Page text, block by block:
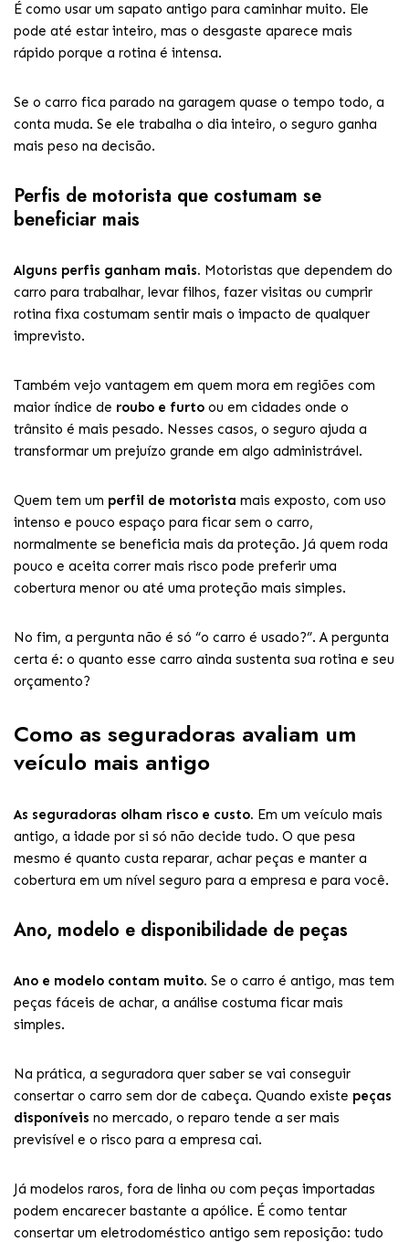
É como usar um sapato antigo para caminhar muito. Ele
pode até estar inteiro, mas o desgaste aparece mais
rápido porque a rotina é intensa.
Se o carro fica parado na garagem quase o tempo todo, a
conta muda. Se ele trabalha o dia inteiro, o seguro ganha
mais peso na decisão.
Perfis de motorista que costumam se
beneficiar mais
Alguns perfis ganham mais. Motoristas que dependem do
carro para trabalhar, levar filhos, fazer visitas ou cumprir
rotina fixa costumam sentir mais o impacto de qualquer
imprevisto.
Também vejo vantagem em quem mora em regiões com
maior índice de roubo e furto ou em cidades onde o
trânsito é mais pesado. Nesses casos, o seguro ajuda a
transformar um prejuízo grande em algo administrável.
Quem tem um perfil de motorista mais exposto, com uso
intenso e pouco espaço para ficar sem o carro,
normalmente se beneficia mais da proteção. Já quem roda
pouco e aceita correr mais risco pode preferir uma
cobertura menor ou até uma proteção mais simples.
No fim, a pergunta não é só “o carro é usado?”. A pergunta
certa é: o quanto esse carro ainda sustenta sua rotina e seu
orçamento?
Como as seguradoras avaliam um
veículo mais antigo
As seguradoras olham risco e custo. Em um veículo mais
antigo, a idade por si só não decide tudo. O que pesa
mesmo é quanto custa reparar, achar peças e manter a
cobertura em um nível seguro para a empresa e para você.
Ano, modelo e disponibilidade de peças
Ano e modelo contam muito. Se o carro é antigo, mas tem
peças fáceis de achar, a análise costuma ficar mais
simples.
Na prática, a seguradora quer saber se vai conseguir
consertar o carro sem dor de cabeça. Quando existe peças
disponíveis no mercado, o reparo tende a ser mais
previsível e o risco para a empresa cai.
Já modelos raros, fora de linha ou com peças importadas
podem encarecer bastante a apólice. É como tentar
consertar um eletrodoméstico antigo sem reposição: tudo